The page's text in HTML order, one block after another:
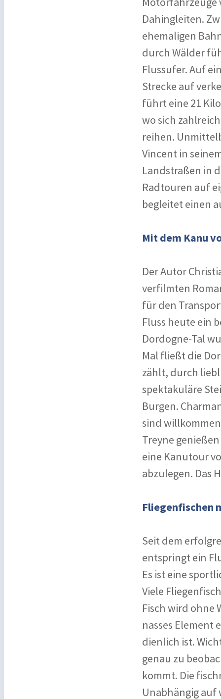
Dahingleiten.
ehemaligen
durch Wälder
Flussufer. Auf
Strecke auf
führt eine 21
wo sich
reihen.
Vincent in
Landstraßen in
Radtouren auf
begleitet einen
Mit dem Kanu
Der Autor
verfilmten
für den
Fluss heute ein
Dordogne-Tal
Mal fließt die
zählt, durch
spektakuläre
Burgen.
sind
Treyne
eine Kanutour
abzulegen. Das
Fliegenfischen
Seit dem
entspringt ein
Es ist eine
Viele
Fisch wird ohne
nasses Element
dienlich ist.
genau zu
kommt. Die
Unabhängig